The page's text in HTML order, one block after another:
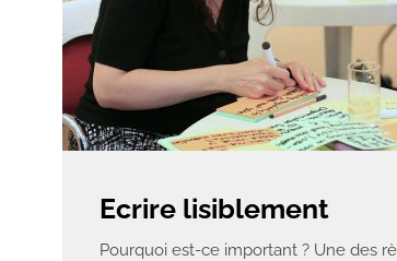
Ecrire lisiblement
Pourquoi est-ce important ? Une des